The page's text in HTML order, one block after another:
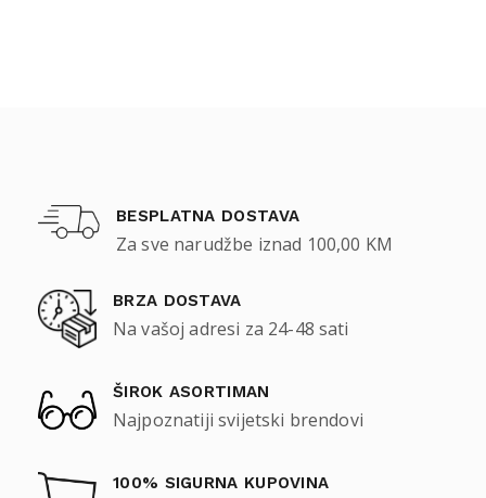
BESPLATNA DOSTAVA
Za sve narudžbe iznad 100,00 KM
BRZA DOSTAVA
Na vašoj adresi za 24-48 sati
ŠIROK ASORTIMAN
Najpoznatiji svijetski brendovi
100% SIGURNA KUPOVINA